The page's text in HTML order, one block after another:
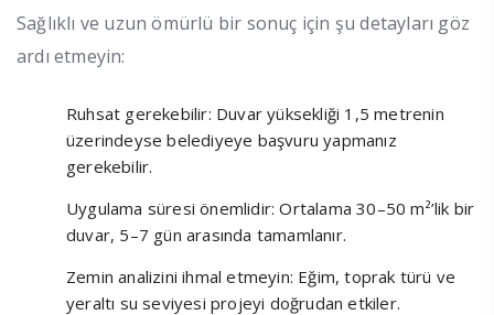
Sağlıklı ve uzun ömürlü bir sonuç için şu detayları göz
ardı etmeyin:
Ruhsat gerekebilir: Duvar yüksekliği 1,5 metrenin
üzerindeyse belediyeye başvuru yapmanız
gerekebilir.
Uygulama süresi önemlidir: Ortalama 30–50 m²’lik bir
duvar, 5–7 gün arasında tamamlanır.
Zemin analizini ihmal etmeyin: Eğim, toprak türü ve
yeraltı su seviyesi projeyi doğrudan etkiler.